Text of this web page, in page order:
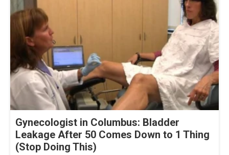
Gynecologist in Columbus: Bladder
Leakage After 50 Comes Down to 1 Thing
(Stop Doing This)